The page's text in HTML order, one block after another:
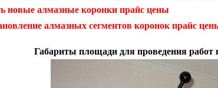
новые алмазные коронки прайс цены
алмазных сегментов коронок прайс
Габариты площади для проведения работ